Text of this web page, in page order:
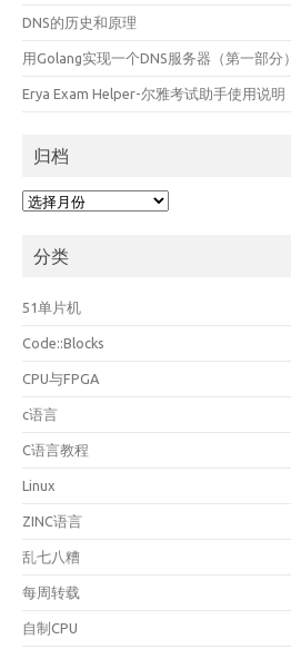
DNS的历史和原理
用Golang实现一个DNS服务器（第一部分）
Erya Exam Helper-尔雅考试助手使用说明
归档
归
分类
51单片机
Code::Blocks
CPU与FPGA
c语言
C语言教程
Linux
ZINC语言
乱七八糟
每周转载
自制CPU